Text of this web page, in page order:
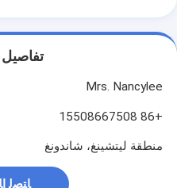
تفاصيل
Mrs. Nancylee
+86 15508667508
منطقة ليتشينغ، شاندونغ
ﺎﺘﺼﻟ